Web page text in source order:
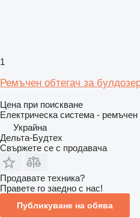
1
Ремъчен обтегач за
Цена при поискване
Електрическа система - ремъчен
Украйна
Дельта-Будтех
Свържете се с продавача
Продавате техника?
Правете го заедно с нас!
Публикуване на обява